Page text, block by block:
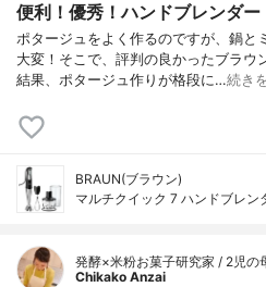
便利！優秀！ハンドブレンダー
ポタージュをよく作るのですが、鍋と
大変！そこで、評判の良かったブラウ
結果、ポタージュ作りが格段に…続き
BRAUN(ブラウン)
マルチクイック 7 ハンドブレン
発酵×米粉お菓子研究家 / 2児の
Chikako Anzai